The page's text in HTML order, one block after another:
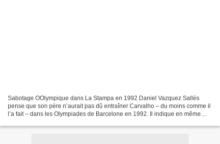
Sabotage OOlympique dans La Stampa en 1992 Daniel Vazquez Sallés
pense que son père n’aurait pas dû entraîner Carvalho – du moins comme il
l’a fait – dans les Olympiades de Barcelone en 1992. Il indique en même